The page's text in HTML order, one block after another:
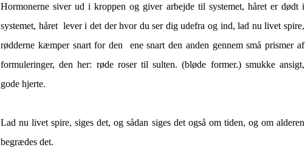
Hormonerne siver ud i kroppen og giver arbejde til systemet, håret er dødt i
systemet, håret lever i det der hvor du ser dig udefra og ind, lad nu livet spire,
rødderne kæmper snart for den ene snart den anden gennem små prismer af
formuleringer, den her: røde roser til sulten. (bløde former.) smukke ansigt,
gode hjerte.
Lad nu livet spire, siges det, og sådan siges det også om tiden, og om alderen
begrædes det.